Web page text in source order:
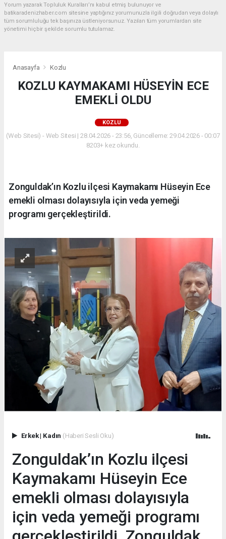
Yorum yazarak Topluluk Kuralları’nı kabul etmiş bulunuyor ve
batikaradenizhaber.com sitesine yaptığınız yorumunuzla ilgili doğrudan veya dolaylı
tüm sorumluluğu tek başınıza üstleniyorsunuz. Yazılan tüm yorumlardan site
yönetimi hiçbir şekilde sorumlu tutulamaz.
Anasayfa Kozlu
KOZLU KAYMAKAMI HÜSEYİN ECE
EMEKLİ OLDU
KOZLU
(Web Sitesi) - Web Sitesi | 28.04.2026 - 23:56, Güncelleme: 29.04.2026 - 00:07
8203+ kez okundu.
Zonguldak’ın Kozlu ilçesi Kaymakamı Hüseyin Ece
emekli olması dolayısıyla için veda yemeği
programı gerçekleştirildi.
Erkek| Kadın (Haberi Sesli Oku)
Zonguldak’ın Kozlu ilçesi
Kaymakamı Hüseyin Ece
emekli olması dolayısıyla
için veda yemeği programı